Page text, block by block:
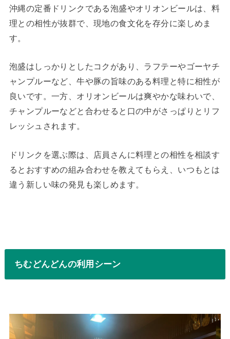
沖縄の定番ドリンクである泡盛やオリオンビールは、料
理との相性が抜群で、現地の食文化を存分に楽しめま
す。
泡盛はしっかりとしたコクがあり、ラフテーやゴーヤチ
ャンプルーなど、牛や豚の旨味のある料理と特に相性が
良いです。一方、オリオンビールは爽やかな味わいで、
チャンプルーなどと合わせると口の中がさっぱりとリフ
レッシュされます。
ドリンクを選ぶ際は、店員さんに料理との相性を相談す
るとおすすめの組み合わせを教えてもらえ、いつもとは
違う新しい味の発見も楽しめます。
ちむどんどんの利用シーン